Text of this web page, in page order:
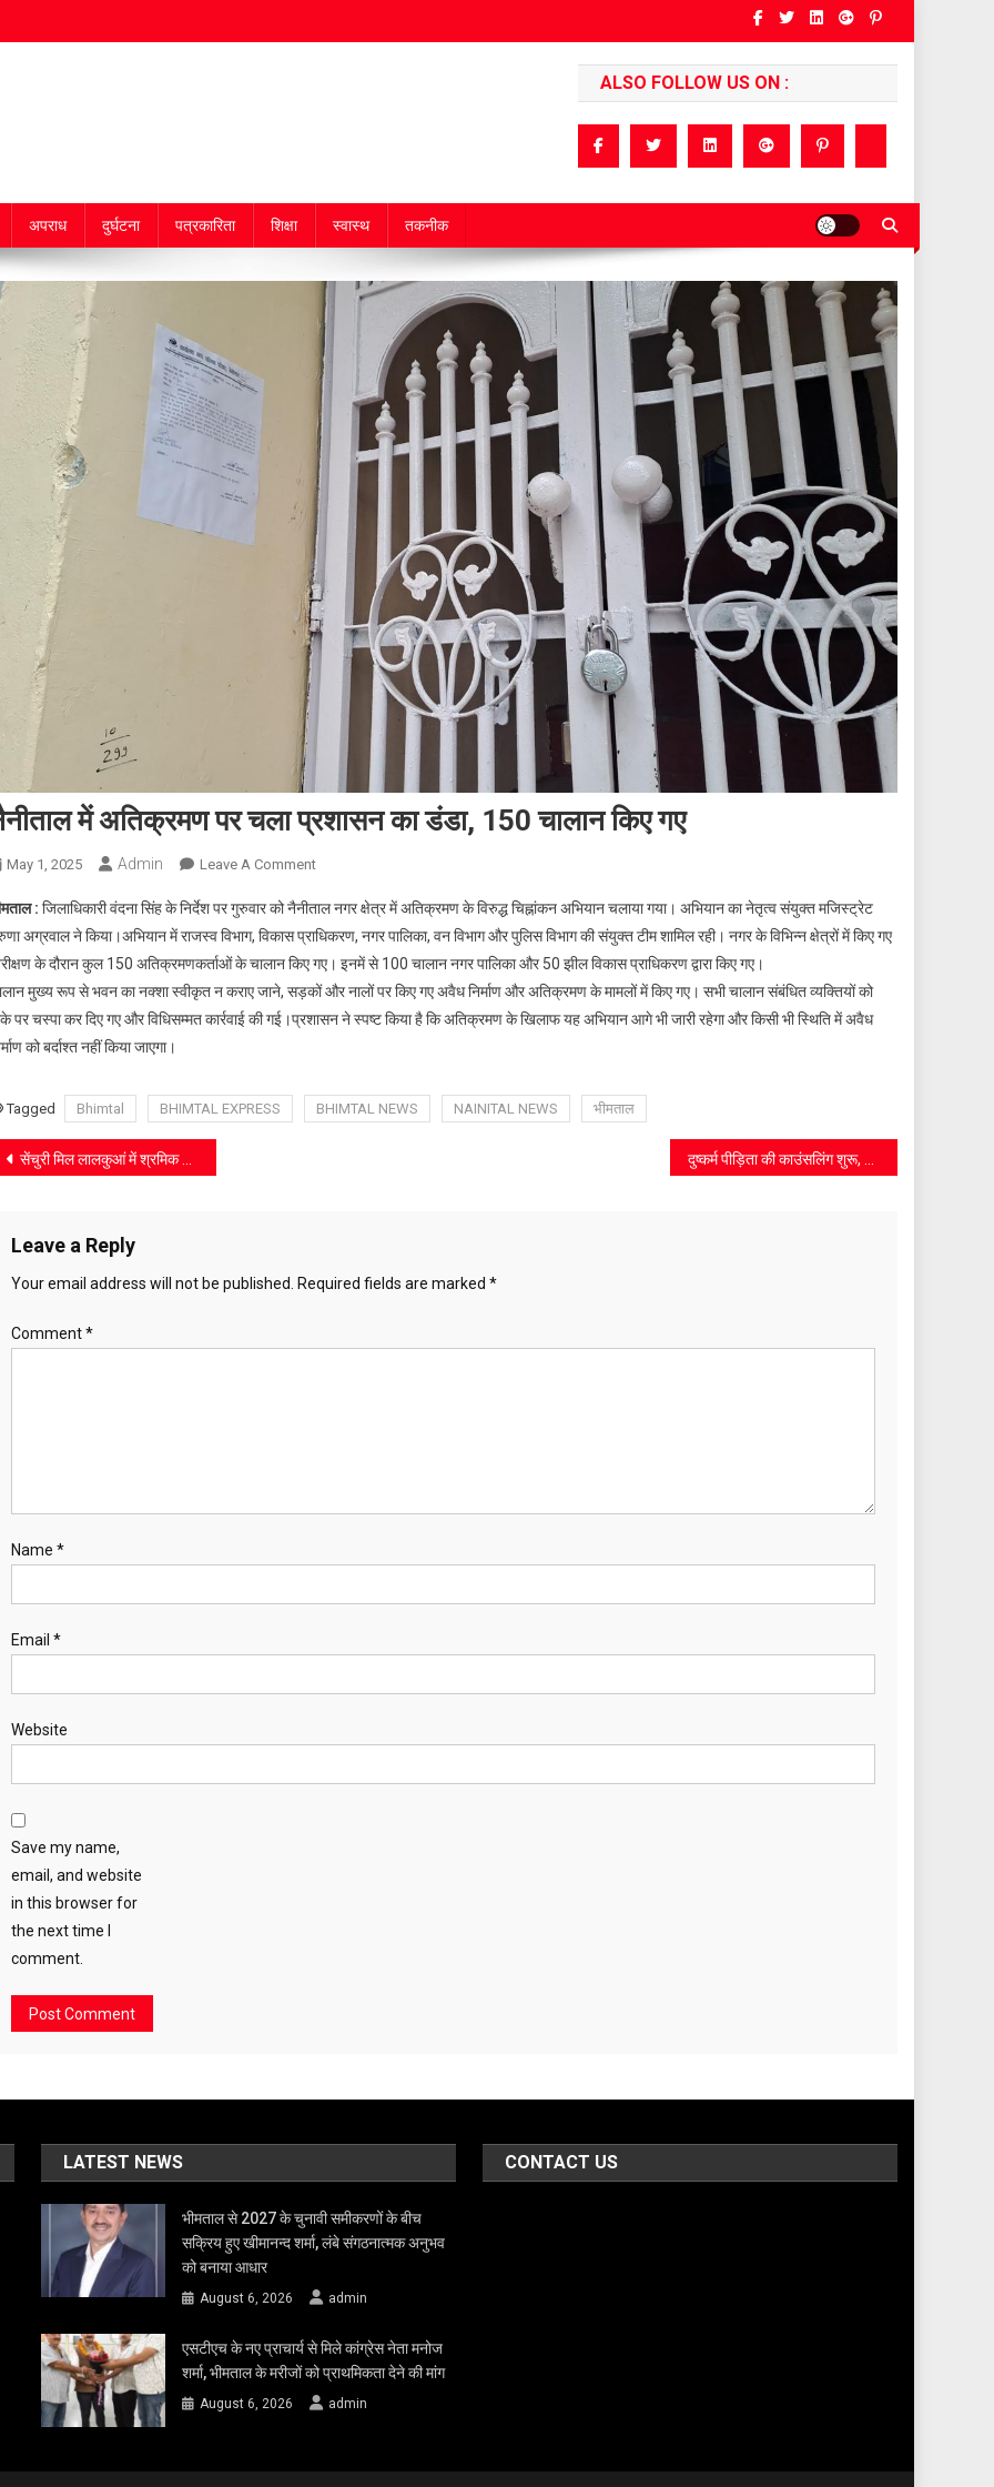
ALSO FOLLOW US ON :
अपराध दुर्घटना पत्रकारिता शिक्षा स्वास्थ तकनीक
में अतिक्रमण पर चला प्रशासन का डंडा, 150 चालान किए गए
May 1, 2025 Admin Leave A CommentOn
में
अतिक्रमण
पर
चला
प्रशासन
150
चालान
: जिलाधिकारी वंदना सिंह के निर्देश पर गुरुवार को नैनीताल नगर क्षेत्र में अतिक्रमण के विरुद्ध चिह्नांकन अभियान चलाया गया। अभियान का नेतृत्व संयुक्त मजिस्ट्रेट
अग्रवाल ने किया।अभियान में राजस्व विभाग, विकास प्राधिकरण, नगर पालिका, वन विभाग और पुलिस विभाग की संयुक्त टीम शामिल रही। नगर के विभिन्न क्षेत्रों में किए गए
के दौरान कुल 150 अतिक्रमणकर्ताओं के चालान किए गए। इनमें से 100 चालान नगर पालिका और 50 झील विकास प्राधिकरण द्वारा किए गए।
मुख्य रूप से भवन का नक्शा स्वीकृत न कराए जाने, सड़कों और नालों पर किए गए अवैध निर्माण और अतिक्रमण के मामलों में किए गए। सभी चालान संबंधित व्यक्तियों को
पर चस्पा कर दिए गए और विधिसम्मत कार्रवाई की गई।प्रशासन ने स्पष्ट किया है कि अतिक्रमण के खिलाफ यह अभियान आगे भी जारी रहेगा और किसी भी स्थिति में अवैध
को बर्दाश्त नहीं किया जाएगा।
Tagged Bhimtal BHIMTAL EXPRESS BHIMTAL NEWS NAINITAL NEWS भीमताल
सेंचुरी मिल लालकुआं में श्रमिक दिवस पर चला मतदाता जागरूकता अभियान
Leave a Reply
Your email address will not be published. Required fields are marked *
Comment*
Name *
Email *
Website
Save my name,
email, and website
in this browser for
the next time I
comment.
LATEST NEWS
भीमताल से 2027 के चुनावी समीकरणों के बीच
सक्रिय हुए खीमानन्द शर्मा, लंबे संगठनात्मक अनुभव
को बनाया आधार
August 6, 2026 admin
एसटीएच के नए प्राचार्य से मिले कांग्रेस नेता मनोज
शर्मा, भीमताल के मरीजों को प्राथमिकता देने की मांग
August 6, 2026 admin
CONTACT US